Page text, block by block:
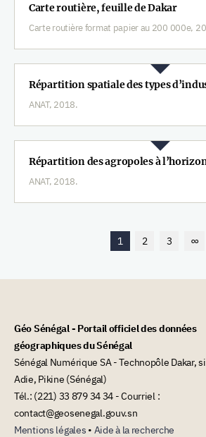
Carte routière, feuille de Dakar
Carte routière format papier au 200 000e,
Répartition spatiale des types
ANAT, 2018.
Répartition des agropoles à
ANAT, 2018.
1 2 3 ∞
Géo Sénégal - Portail officiel des données
géographiques du Sénégal
Sénégal Numérique SA - Technopôle Dakar,
Adie, Pikine (Sénégal)
Tél.: (221) 33 879 34 34 - Courriel :
contact@geosenegal.gouv.sn
Mentions légales • Aide à la recherche